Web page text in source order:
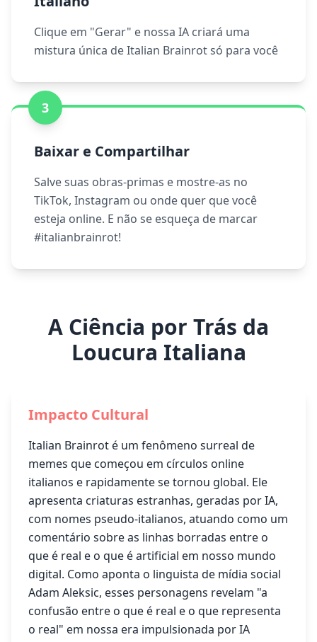
Clique em "Gerar" e nossa IA criará uma
mistura única de Italian Brainrot só para você
3
Baixar e Compartilhar
Salve suas obras-primas e mostre-as no
TikTok, Instagram ou onde quer que você
esteja online. E não se esqueça de marcar
#italianbrainrot!
A Ciência por Trás da
Loucura Italiana
Impacto Cultural
Italian Brainrot é um fenômeno surreal de
memes que começou em círculos online
italianos e rapidamente se tornou global. Ele
apresenta criaturas estranhas, geradas por IA,
com nomes pseudo-italianos, atuando como um
comentário sobre as linhas borradas entre o
que é real e o que é artificial em nosso mundo
digital. Como aponta o linguista de mídia social
Adam Aleksic, esses personagens revelam "a
confusão entre o que é real e o que representa
o real" em nossa era impulsionada por IA